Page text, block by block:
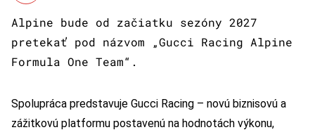
Alpine bude od začiatku sezóny 2027
pretekať pod názvom „Gucci Racing Alpine
Formula One Team“.
Spolupráca predstavuje Gucci Racing – novú biznisovú a
zážitkovú platformu postavenú na hodnotách výkonu,